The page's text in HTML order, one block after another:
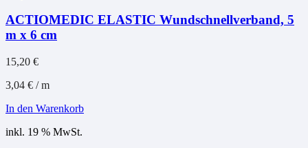
ACTIOMEDIC ELASTIC Wundschnellverband, 5
m x 6 cm
15,20 €
3,04 € /m
In den Warenkorb
inkl. 19 % MwSt.